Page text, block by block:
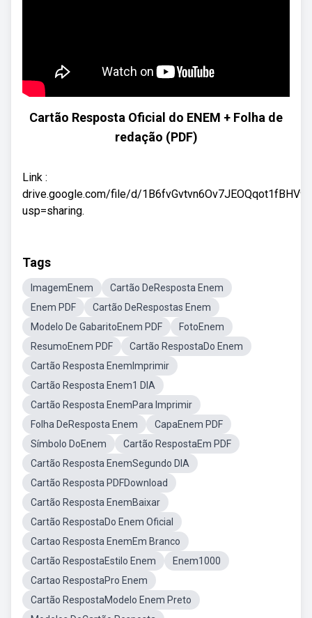
Cartão Resposta Oficial do ENEM + Folha de
redação (PDF)
Link :
drive.google.com/file/d/
usp=sharing.
Tags
ImagemEnem
Cartão DeResposta Enem
Enem PDF
Cartão DeRespostas Enem
Modelo De GabaritoEnem PDF
FotoEnem
ResumoEnem PDF
Cartão RespostaDo Enem
Cartão Resposta EnemImprimir
Cartão Resposta Enem1 DIA
Cartão Resposta EnemPara Imprimir
Folha DeResposta Enem
CapaEnem PDF
Símbolo DoEnem
Cartão RespostaEm PDF
Cartão Resposta EnemSegundo DIA
Cartão Resposta PDFDownload
Cartão Resposta EnemBaixar
Cartão RespostaDo Enem Oficial
Cartao Resposta EnemEm Branco
Cartão RespostaEstilo Enem
Enem1000
Cartao RespostaPro Enem
Cartão RespostaModelo Enem Preto